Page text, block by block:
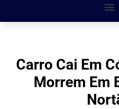
Carro Cai Em
Morrem Em